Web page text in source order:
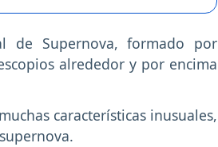
de Supernova, formado por
alrededor y por encima
características inusuales,